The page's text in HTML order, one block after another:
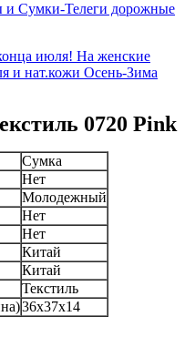
и Сумки-Телеги дорожные
июля! На женские
и нат.кожи Осень-Зима
0720 Pink
Сумка
Нет
Молодежный
Нет
Нет
Китай
Китай
Текстиль
36x37x14